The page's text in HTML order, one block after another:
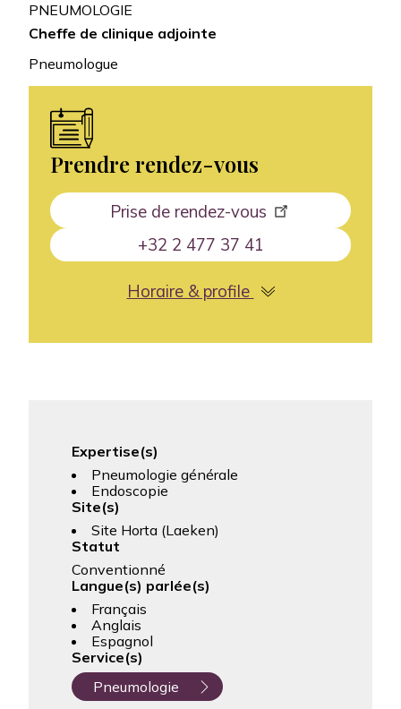
PNEUMOLOGIE
Cheffe de clinique adjointe
Pneumologue
Prendre rendez-vous
Prise de rendez-vous
+32 2 477 37 41
Horaire & profile
Expertise(s)
Pneumologie générale
Endoscopie
Site(s)
Site Horta (Laeken)
Statut
Conventionné
Langue(s) parlée(s)
Français
Anglais
Espagnol
Service(s)
Pneumologie